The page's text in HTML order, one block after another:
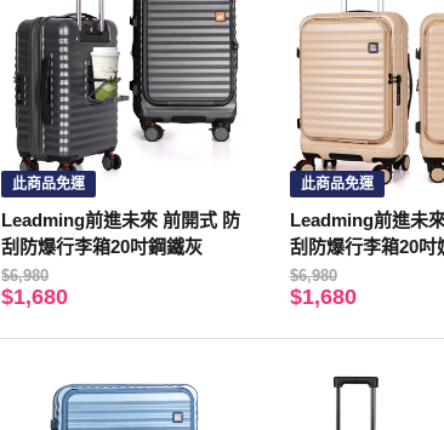
此商品免運
Leadming前進未來 前開式 防
刮防爆行李箱20吋鋼鐵灰
$6,980
$1,680
此商品免運
Leadming前進未
刮防爆行李箱20吋
$6,980
$1,680